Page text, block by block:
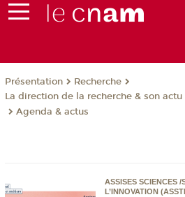
Présentation
Recherche
La direction de la recherche & son actu
Agenda & actus
ASSISES SCIENCES
L’INNOVATION